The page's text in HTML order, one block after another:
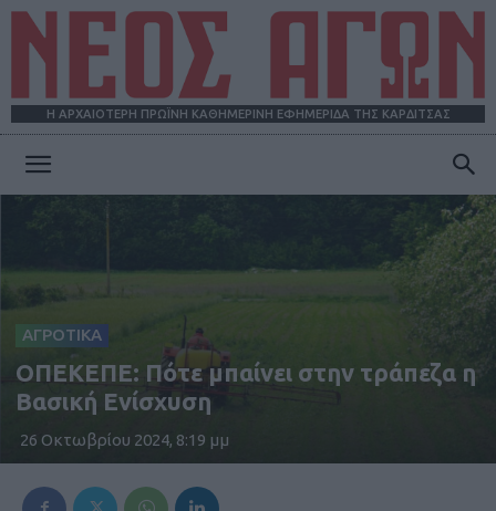
Η ΑΡΧΑΙΟΤΕΡΗ ΠΡΩΪΝΗ ΚΑΘΗΜΕΡΙΝΗ ΕΦΗΜΕΡΙΔΑ ΤΗΣ ΚΑΡΔΙΤΣΑΣ
ΑΓΩΝ
ΑΓΡΟΤΙΚΑ
ΟΠΕΚΕΠΕ: Πότε μπαίνει στην τράπεζα η
Βασική Ενίσχυση
26 Οκτωβρίου 2024, 8:19 μμ